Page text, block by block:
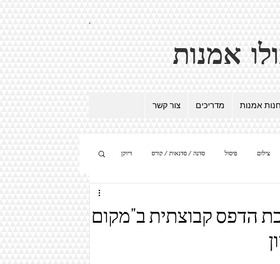
צילום פיסול סדנה / סדנאות / קורס דיוקן
הדפס קבוצתית ב"מקום
חנות אמנות מדריכים צור קשר